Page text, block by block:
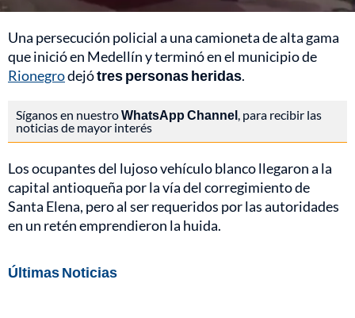
Una persecución policial a una camioneta de alta gama
que inició en Medellín y terminó en el municipio de
Rionegrodejótres personas heridas.
Síganos en nuestroWhatsApp Channel , para recibir las
noticias de mayor interés
Los ocupantes del lujoso vehículo blanco llegaron a la
capital antioqueña por la vía del corregimiento de
Santa Elena, pero al ser requeridos por las autoridades
en un retén emprendieron la huida.
Últimas Noticias